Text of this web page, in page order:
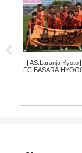
【AS.Laranja
FC BASARA